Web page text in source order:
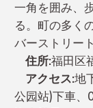
一角を囲み、
る。町の多く
バーストリー
住所:福田区
アクセス:地
公园站)下車、